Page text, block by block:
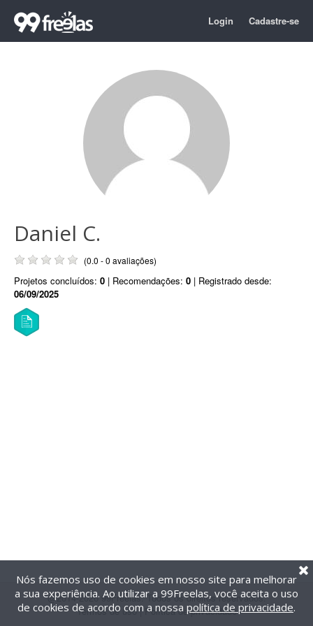
Login Cadastre-se
Daniel C.
(0.0 - 0 avaliações)
Projetos concluídos: 0 | Recomendações: 0 | Registrado desde:
06/09/2025
@2014-2026 99Freelas. Todos os direitos reservados.
Termos de uso| Política de privacidade
Nós fazemos uso de cookies em nosso site para melhorar
a sua experiência. Ao utilizar a 99Freelas, você aceita o uso
de cookies de acordo com a nossa política de privacidade.